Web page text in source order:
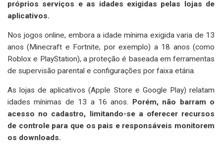
próprios serviços e as idades exigidas pelas lojas de
aplicativos.
Nos jogos online, embora a idade mínima exigida varia de 13
anos (Minecraft e Fortnite, por exemplo) a 18 anos (como
Roblox e PlayStation), a proteção é baseada em ferramentas
de supervisão parental e configurações por faixa etária.
As lojas de aplicativos (Apple Store e Google Play) relatam
idades mínimas de 13 a 16 anos. Porém, não barram o
acesso no cadastro, limitando-se a oferecer recursos
de controle para que os pais e responsáveis monitorem
os downloads.